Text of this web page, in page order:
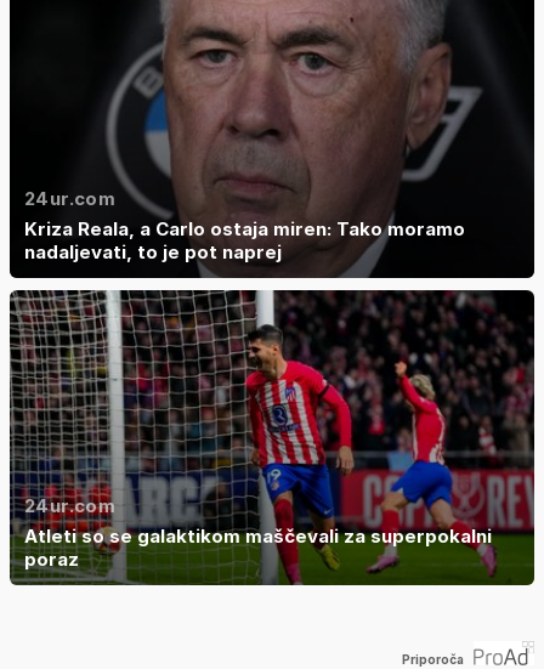
24ur.com
Kriza Reala, a Carlo ostaja miren: Tako moramo
nadaljevati, to je pot naprej
24ur.com
Atleti so se galaktikom maščevali za superpokalni
poraz
Priporoča